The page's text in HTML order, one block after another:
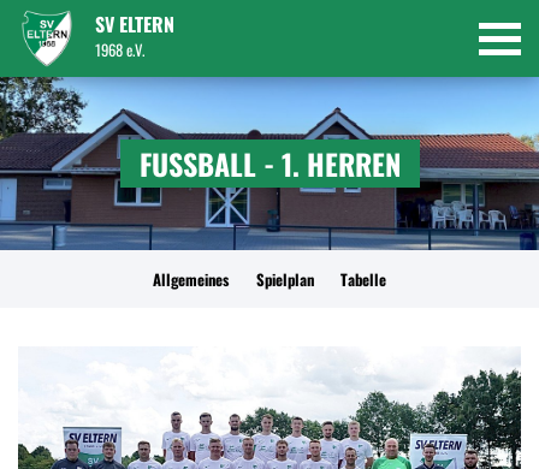
SV ELTERN
1968 e.V.
FUSSBALL - 1. HERREN
Allgemeines Spielplan Tabelle